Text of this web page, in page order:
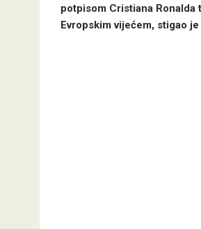
potpisom Cristiana
Evropskim vijećem, stigao